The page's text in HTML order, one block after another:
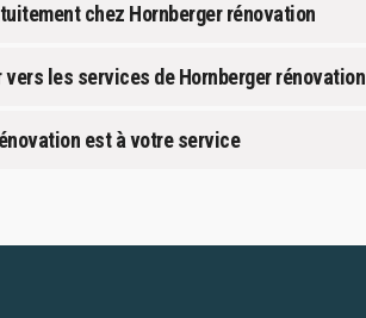
chez Hornberger rénovation
les services de Hornberger rénovation
est à votre service